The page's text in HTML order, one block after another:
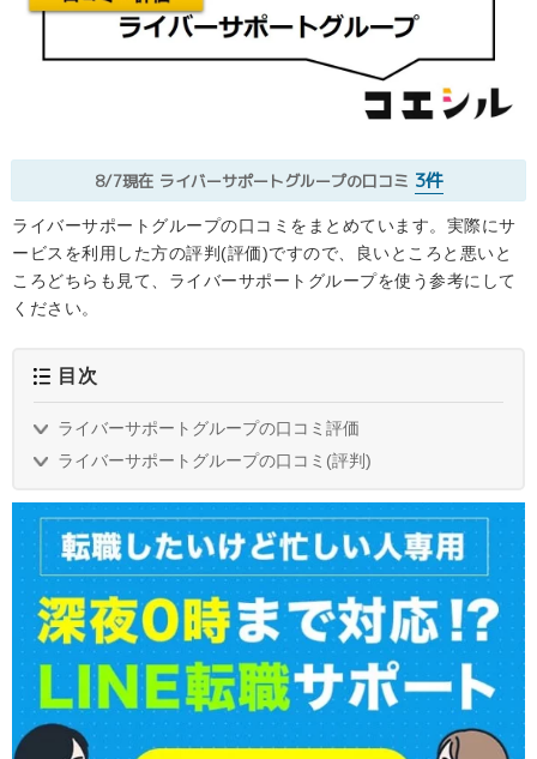
8/7現在 ライバーサポートグループの口コミ 3件
ライバーサポートグループの口コミをまとめています。実際にサ
ービスを利用した方の評判(評価)ですので、良いところと悪いと
ころどちらも見て、ライバーサポートグループを使う参考にして
ください。
目次
ライバーサポートグループの口コミ評価
ライバーサポートグループの口コミ(評判)